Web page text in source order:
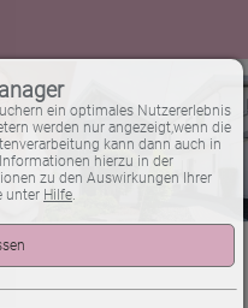
ein optimales Nutzererlebnis
werden nur angezeigt,wenn die
kann dann auch in
hierzu in der
zu den Auswirkungen Ihrer
unter Hilfe